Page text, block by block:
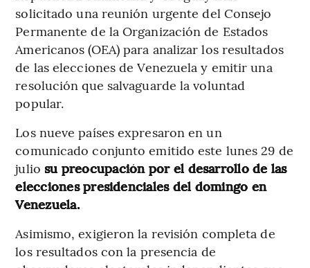
solicitado una reunión urgente del Consejo
Permanente de la Organización de Estados
Americanos (OEA) para analizar los resultados
de las elecciones de Venezuela y emitir una
resolución que salvaguarde la voluntad
popular.
Los nueve países expresaron en un
comunicado conjunto emitido este lunes 29 de
julio su preocupación por el desarrollo de las
elecciones presidenciales del domingo en
Venezuela.
Asimismo, exigieron la revisión completa de
los resultados con la presencia de